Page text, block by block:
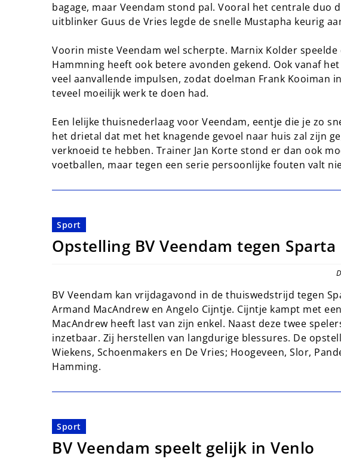
bagage, maar Veendam stond pal. Vooral het centrale duo
uitblinker Guus de Vries legde de snelle Mustapha keurig
Voorin miste Veendam wel scherpte. Marnix Kolder
Hammning heeft ook betere avonden gekend. Ook vanaf
veel aanvallende impulsen, zodat doelman Frank Kooiman
teveel moeilijk werk te doen had.
Een lelijke thuisnederlaag voor Veendam, eentje die je zo
het drietal dat met het knagende gevoel naar huis zal zijn
verknoeid te hebben. Trainer Jan Korte stond er dan ook
voetballen, maar tegen een serie persoonlijke fouten valt
Sport
Opstelling BV Veendam tegen Sparta
BV Veendam kan vrijdagavond in de thuiswedstrijd tegen
Armand MacAndrew en Angelo Cijntje. Cijntje kampt met
MacAndrew heeft last van zijn enkel. Naast deze twee
inzetbaar. Zij herstellen van langdurige blessures. De
Wiekens, Schoenmakers en De Vries; Hoogeveen, Slor,
Hamming.
Sport
BV Veendam speelt gelijk in Venlo